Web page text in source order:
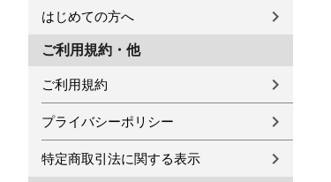
はじめての方へ
ご利用規約・他
ご利用規約
プライバシーポリシー
特定商取引法に関する表示